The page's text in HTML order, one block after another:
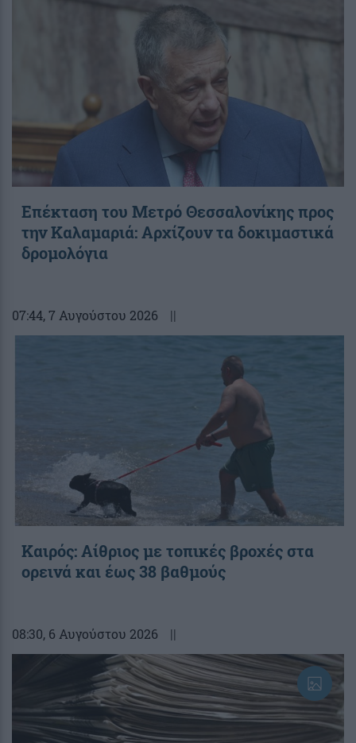
Επέκταση του Μετρό Θεσσαλονίκης προς
την Καλαμαριά: Αρχίζουν τα δοκιμαστικά
δρομολόγια
07:44, 7 Αυγούστου 2026 ||
Καιρός: Αίθριος με τοπικές βροχές στα
ορεινά και έως 38 βαθμούς
08:30, 6 Αυγούστου 2026 ||